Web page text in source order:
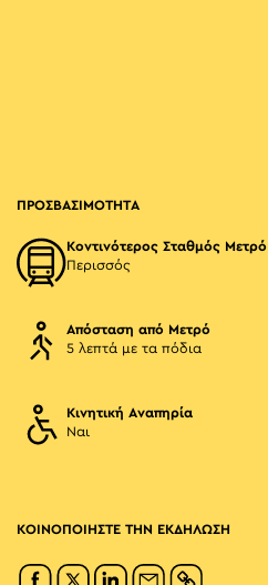
ΠΡΟΣΒΑΣΙΜΟΤΗΤΑ
Κοντινότερος Σταθμός Μετρό
Περισσός
Απόσταση από Μετρό
5 λεπτά με τα πόδια
Κινητική Αναπηρία
Ναι
ΚΟΙΝΟΠΟΙΗΣΤΕ ΤΗΝ ΕΚΔΗΛΩΣΗ